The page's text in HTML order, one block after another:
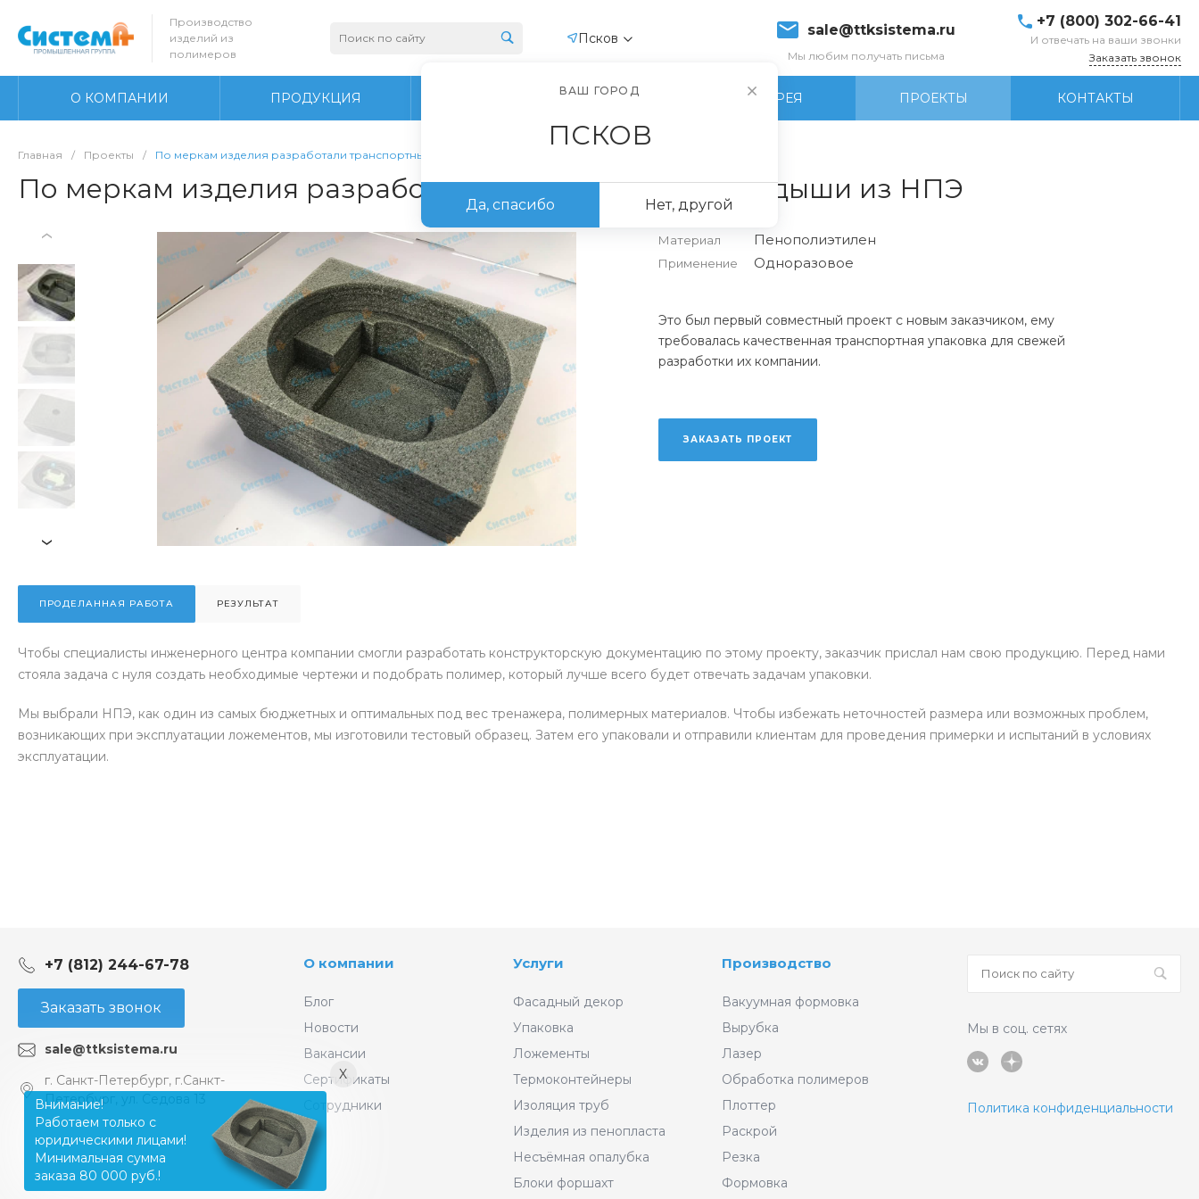
Производство
изделий из
полимеров
Псков sale@ttksistema.ru
Мы любим получать письма
+7 (800) 302-66-41
И отвечать на ваши звонки
Заказать звонок
О КОМПАНИИ ПРОДУКЦИЯ ПРОИЗВОДСТВО ФОТОГАЛЕРЕЯ ПРОЕКТЫ КОНТАКТЫ
Главная / Проекты / По меркам изделия разработали транспортные вкладыши из НПЭ
По меркам изделия разработали транспортные вкладыши из НПЭ
‹
›
Материал
Применение
Пенополиэтилен
Одноразовое
Это был первый совместный проект с новым заказчиком, ему
требовалась качественная транспортная упаковка для свежей
разработки их компании.
ЗАКАЗАТЬ ПРОЕКТ
ПРОДЕЛАННАЯ РАБОТА РЕЗУЛЬТАТ
Чтобы специалисты инженерного центра компании смогли разработать конструкторскую документацию по этому проекту, заказчик прислал нам свою продукцию. Перед нами
стояла задача с нуля создать необходимые чертежи и подобрать полимер, который лучше всего будет отвечать задачам упаковки.
Мы выбрали НПЭ, как один из самых бюджетных и оптимальных под вес тренажера, полимерных материалов. Чтобы избежать неточностей размера или возможных проблем,
возникающих при эксплуатации ложементов, мы изготовили тестовый образец. Затем его упаковали и отправили клиентам для проведения примерки и испытаний в условиях
эксплуатации.
+7 (812) 244-67-78
Заказать звонок
sale@ttksistema.ru
г. Санкт-Петербург, г.Санкт-
Петербург, ул. Седова 13
О компании
Блог
Новости
Вакансии
Сертификаты
Сотрудники
Услуги
Фасадный декор
Упаковка
Ложементы
Термоконтейнеры
Изоляция труб
Изделия из пенопласта
Несъёмная опалубка
Блоки форшахт
Производство
Вакуумная формовка
Вырубка
Лазер
Обработка полимеров
Плоттер
Раскрой
Резка
Формовка
Мы в соц. сетях
Политика конфиденциальности
X
Внимание!
Работаем только с
юридическими лицами!
Минимальная сумма
заказа 80 000 руб.!
ВАШ ГОРОД
ПСКОВ
Да, спасибо Нет, другой